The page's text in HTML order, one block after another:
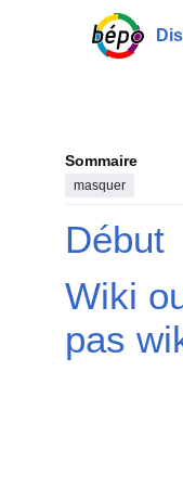
Menu principal
Sommaire
masquer
Début
Wiki
pas